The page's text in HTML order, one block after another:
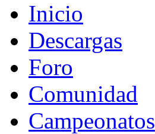
Inicio
Descargas
Foro
Comunidad
Campeonatos